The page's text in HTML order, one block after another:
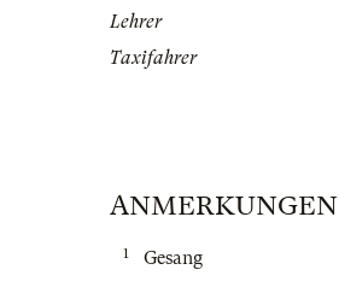
Lehrer
Taxifahrer
ANMERKUNGEN
1 Gesang